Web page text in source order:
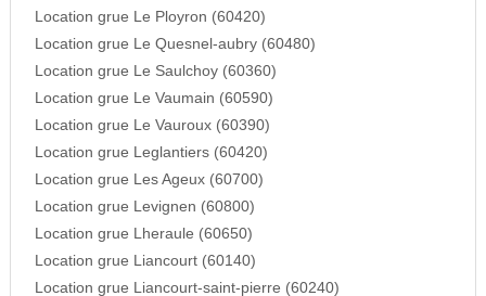
Location grue Le Ployron (60420)
Location grue Le Quesnel-aubry (60480)
Location grue Le Saulchoy (60360)
Location grue Le Vaumain (60590)
Location grue Le Vauroux (60390)
Location grue Leglantiers (60420)
Location grue Les Ageux (60700)
Location grue Levignen (60800)
Location grue Lheraule (60650)
Location grue Liancourt (60140)
Location grue Liancourt-saint-pierre (60240)